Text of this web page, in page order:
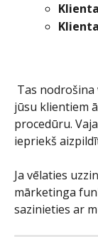
jūsu klientiem
procedūru.
iepriekš
Ja vēlaties
mārketinga
sazinieties ar